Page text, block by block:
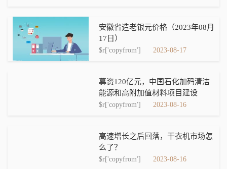
安徽省造老银元价格（2023年08月
17日）
$r['copyfrom'] 2023-08-17
募资120亿元，中国石化加码清洁
能源和高附加值材料项目建设
$r['copyfrom'] 2023-08-16
高速增长之后回落，干衣机市场怎
么了？
$r['copyfrom'] 2023-08-16